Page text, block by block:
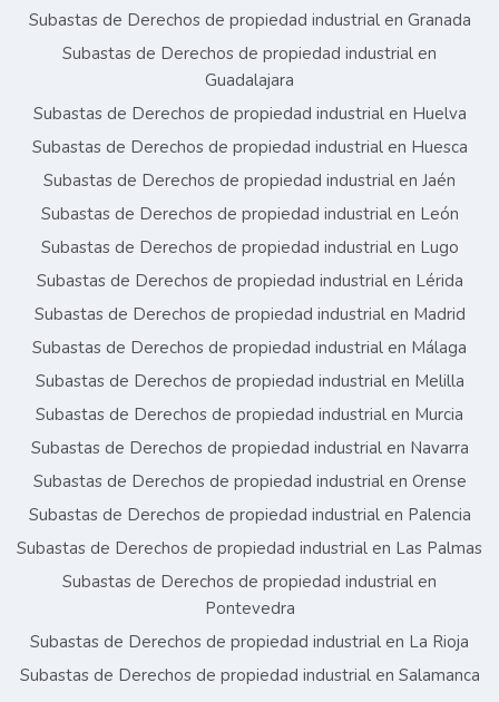
Subastas de Derechos de propiedad industrial en Granada
Subastas de Derechos de propiedad industrial en
Guadalajara
Subastas de Derechos de propiedad industrial en Huelva
Subastas de Derechos de propiedad industrial en Huesca
Subastas de Derechos de propiedad industrial en Jaén
Subastas de Derechos de propiedad industrial en León
Subastas de Derechos de propiedad industrial en Lugo
Subastas de Derechos de propiedad industrial en Lérida
Subastas de Derechos de propiedad industrial en Madrid
Subastas de Derechos de propiedad industrial en Málaga
Subastas de Derechos de propiedad industrial en Melilla
Subastas de Derechos de propiedad industrial en Murcia
Subastas de Derechos de propiedad industrial en Navarra
Subastas de Derechos de propiedad industrial en Orense
Subastas de Derechos de propiedad industrial en Palencia
Subastas de Derechos de propiedad industrial en Las Palmas
Subastas de Derechos de propiedad industrial en
Pontevedra
Subastas de Derechos de propiedad industrial en La Rioja
Subastas de Derechos de propiedad industrial en Salamanca